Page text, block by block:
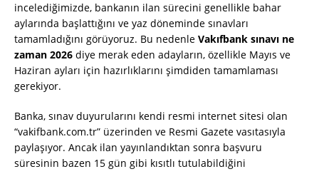
incelediğimizde, bankanın ilan sürecini genellikle bahar
aylarında başlattığını ve yaz döneminde sınavları
tamamladığını görüyoruz. Bu nedenle Vakıfbank sınavı ne
zaman 2026 diye merak eden adayların, özellikle Mayıs ve
Haziran ayları için hazırlıklarını şimdiden tamamlaması
gerekiyor.
Banka, sınav duyurularını kendi resmi internet sitesi olan
“vakifbank.com.tr” üzerinden ve Resmi Gazete vasıtasıyla
paylaşıyor. Ancak ilan yayınlandıktan sonra başvuru
süresinin bazen 15 gün gibi kısıtlı tutulabildiğini